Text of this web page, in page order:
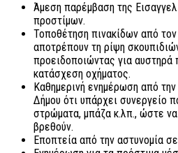
Άμεση παρέμβαση της
προστίμων.
Τοποθέτηση πινακίδων από
αποτρέπουν τη ρίψη
προειδοποιώντας για αυστηρά
κατάσχεση οχήματος.
Καθημερινή ενημέρωση από
Δήμου ότι υπάρχει συνεργείο
στρώματα, μπάζα κ.λπ., ώστε να
βρεθούν.
Εποπτεία από την αστυνομία